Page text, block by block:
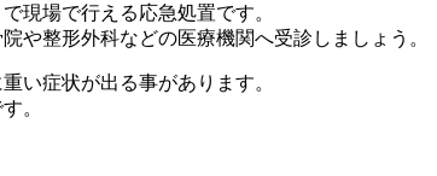
現場で行える応急処置です。
や整形外科などの医療機関へ受診しましょう。
い症状が出る事があります。
。